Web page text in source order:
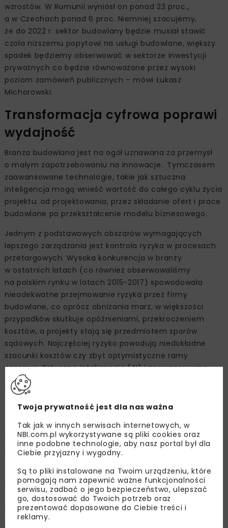
wzrostów. W Rumunii wyniósł on ponad 23 proc.,
a w Czechach ponad 6 proc. Niemniej szacujemy,
że do 2022 r. sektor budowlany będzie musiał stawić
czoła niższemu popytowi na usługi budowlane, większy
spadek będziemy obserwować w sektorze inwestycji
prywatnych co będzie równoważone przez wysoki
poziom zamówień publicznych – mówi Łukasz
Michorowski.
Transformacja cyfrowa poprawi
wydajność
Branża budowlana jest na ogół uznawana za przemysł
o małym zapotrzebowaniu na innowacje.. Tymczasem
zaawansowane technologie, takie jak sztuczna
inteligencja mogą wnieść wartość do całego cyklu życia
projektu: od projektowania, przez składanie ofert i prace
budowlane po przekształcenie modelu biznesowego.
Jednym z podstawowych obszarów wymagających
lepszego zarządzania jest kontrola ryzyka w procesach
przetargowych. Wysoka konkurencja w branży
w ostatnich latach (co również obserwowaliśmy
na polskim rynku w latach 2015-2017) spowodowała
nieadekwatne przejmowanie ryzyka przez firmy
budowlane, co oprócz obniżania marż, w większości
przypadków skutkuje opóźnieniami, przekroczeniem
kosztów, a projekty stają się przedmiotem sporów
sądowych. Najczęściej ryzyko powodują niedokładne
szacunki kosztów czy zbyt optymistyczne ramy
czasowe. Sztuczna inteligencja (AI) i zaawansowana
analiza (AA) poprzez badanie ogromnej ilości
wewnętrznych, nieuporządkowanych danych
(np. dokumenty przetargowe) i danych zewnętrznych
dokładniejsze szacunki, redukując budżety i odchylenia
w harmonogramie o 10-20 proc., a godziny pracy
inżynierów na projektach nawet o 30 proc.
Jak zauważają eksperci Deloitte, aby poprawa
wydajności była zauważalna, cyfryzacja musi objąć cały
cykl budowlany, w tym wszystkie przedsiębiorstwa
w łańcuchu dostaw. - Firmy mogą dążyć do tego, aby
stać się firmą platformową i integrować różne usługi
Twoja prywatność jest dla nas ważna
Tak jak w innych serwisach internetowych, w
NBI.com.pl wykorzystywane są pliki cookies oraz
inne podobne technologie, aby nasz portal był dla
Ciebie przyjazny i wygodny.
Są to pliki instalowane na Twoim urządzeniu, które
pomagają nam zapewnić ważne funkcjonalności
serwisu, zadbać o jego bezpieczeństwo, ulepszać
go, dostosować do Twoich potrzeb oraz
prezentować dopasowane do Ciebie treści i
reklamy.